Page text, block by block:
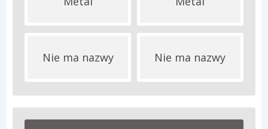
Nie ma nazwy Nie ma nazwy